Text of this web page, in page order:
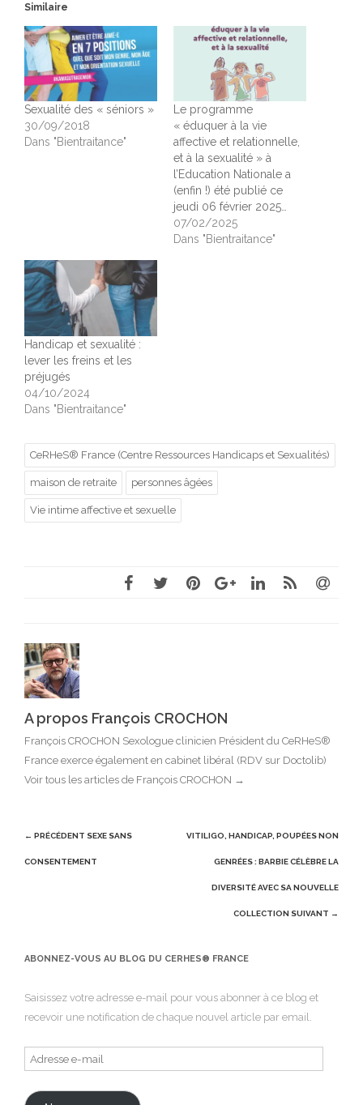
Similaire
Sexualité des « séniors »
30/09/2018
Dans "Bientraitance"
Le programme
« éduquer à la vie
affective et relationnelle,
et à la sexualité » à
l’Education Nationale a
(enfin !) été publié ce
jeudi 06 février 2025…
07/02/2025
Dans "Bientraitance"
Handicap et sexualité :
lever les freins et les
préjugés
04/10/2024
Dans "Bientraitance"
CeRHeS® France (Centre Ressources Handicaps et Sexualités)
maison de retraite personnes âgées
Vie intime affective et sexuelle
A propos François CROCHON
François CROCHON Sexologue clinicien Président du CeRHeS®
France exerce également en cabinet libéral (RDV sur Doctolib)
Voir tous les articles de François CROCHON →
Post
navigation
← PRÉCÉDENT SEXE SANS
CONSENTEMENT
VITILIGO, HANDICAP, POUPÉES NON
GENRÉES : BARBIE CÉLÈBRE LA
DIVERSITÉ AVEC SA NOUVELLE
COLLECTION SUIVANT →
ABONNEZ-VOUS AU BLOG DU CERHES® FRANCE
Saisissez votre adresse e-mail pour vous abonner à ce blog et
recevoir une notification de chaque nouvel article par email.
Adresse
e-
mail